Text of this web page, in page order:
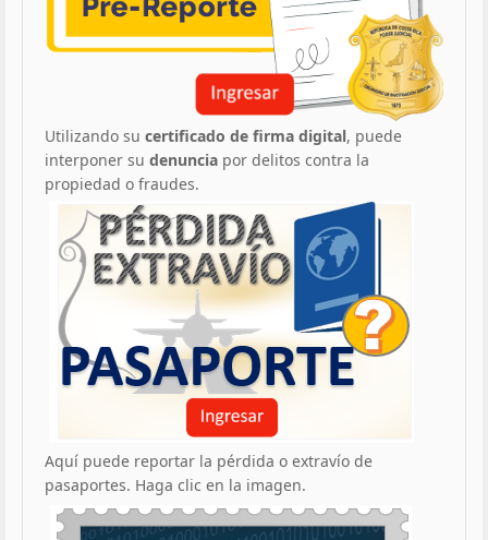
Utilizando su certificado de firma digital, puede
interponer su denuncia por delitos contra la
propiedad o fraudes.
Aquí puede reportar la pérdida o extravío de
pasaportes. Haga clic en la imagen.